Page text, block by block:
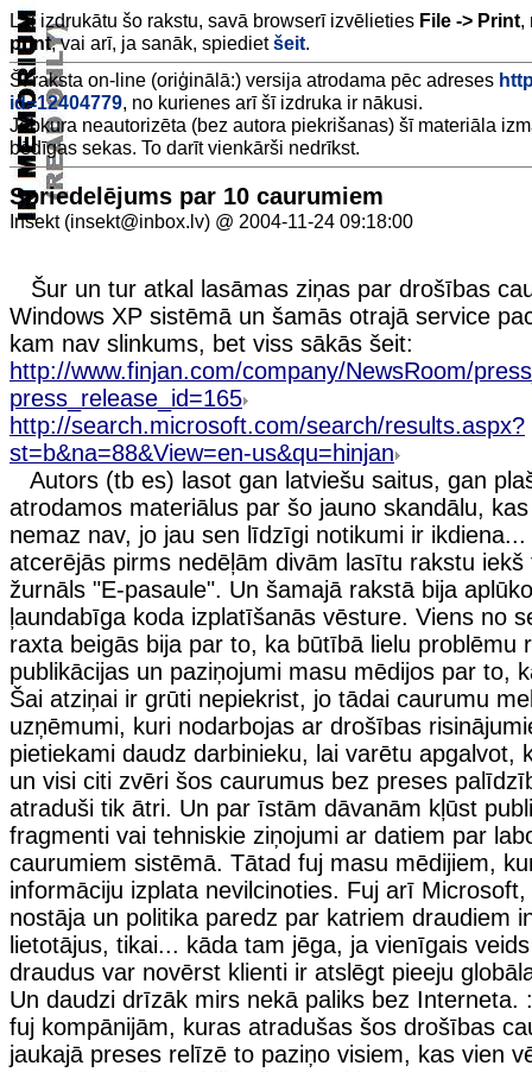
Lai izdrukātu šo rakstu, savā browserī izvēlieties File -> Print,
print, vai arī, ja sanāk, spiedietšeit.
Šī raksta on-line (oriģinālā:) versija atrodama pēc adreses
id=12404779, no kurienes arī šī izdruka ir nākusi.
Jebkura neautorizēta (bez autora piekrišanas) šī materiāla
bēdīgas sekas. To darīt vienkārši nedrīkst.
Spriedelējums par 10 caurumiem
Insekt (insekt@inbox.lv) @ 2004-11-24 09:18:00
Šur un tur atkal lasāmas ziņas par drošības
Windows XP sistēmā un šamās otrajā service
kam nav slinkums, bet viss sākās šeit:
http://www.finjan.com/company/NewsRoom/
press_release_id=165
http://search.microsoft.com/search/results.aspx?
st=b&na=88&View=en-us&qu=hinjan
Autors (tb es) lasot gan latviešu saitus, gan
atrodamos materiālus par šo jauno skandālu,
nemaz nav, jo jau sen līdzīgi notikumi ir
atcerējās pirms nedēļām divām lasītu rakstu iekš
žurnāls "E-pasaule". Un šamajā rakstā bija
ļaundabīga koda izplatīšanās vēsture. Viens no
raxta beigās bija par to, ka būtībā lielu problēmu
publikācijas un paziņojumi masu mēdijos par to,
Šai atziņai ir grūti nepiekrist, jo tādai caurumu
uzņēmumi, kuri nodarbojas ar drošības
pietiekami daudz darbinieku, lai varētu apgalvot,
un visi citi zvēri šos caurumus bez preses
atraduši tik ātri. Un par īstām dāvanām kļūst
fragmenti vai tehniskie ziņojumi ar datiem par
caurumiem sistēmā. Tātad fuj masu mēdijiem,
informāciju izplata nevilcinoties. Fuj arī
nostāja un politika paredz par katriem draudiem
lietotājus, tikai... kāda tam jēga, ja vienīgais
draudus var novērst klienti ir atslēgt pieeju
Un daudzi drīzāk mirs nekā paliks bez Interneta.
fuj kompānijām, kuras atradušas šos drošības
jaukajā preses relīzē to paziņo visiem, kas vien